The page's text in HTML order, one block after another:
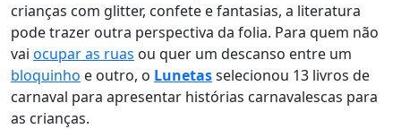
crianças com glitter, confete e fantasias, a literatura
pode trazer outra perspectiva da folia. Para quem não
vai ocupar as ruas ou quer um descanso entre um
bloquinho e outro, o Lunetasselecionou 13 livros de
carnaval para apresentar histórias carnavalescas para
as crianças.